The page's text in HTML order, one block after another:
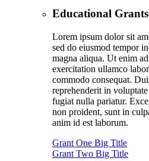
Educational Grants
Lorem ipsum dolor sit
sed do eiusmod tempor
magna aliqua. Ut enim
exercitation ullamco
commodo consequat.
reprehenderit in
fugiat nulla pariatur.
non proident, sunt in
anim id est laborum.
Grant One Big Title
Grant Two Big Title